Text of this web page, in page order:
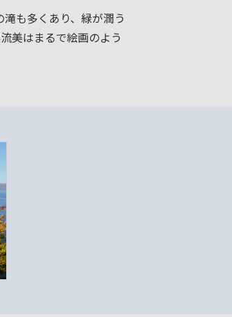
も多くあり、緑が潤う
美はまるで絵画のよう